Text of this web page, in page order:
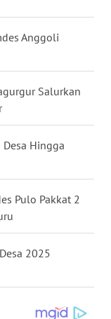
Anggoli
Salurkan
Desa Hingga
Pulo Pakkat 2
2025